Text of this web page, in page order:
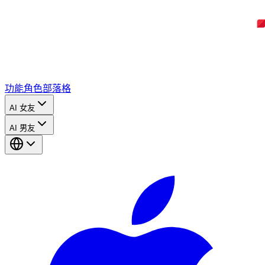
功能角色部落格
AI 女友
AI 男友